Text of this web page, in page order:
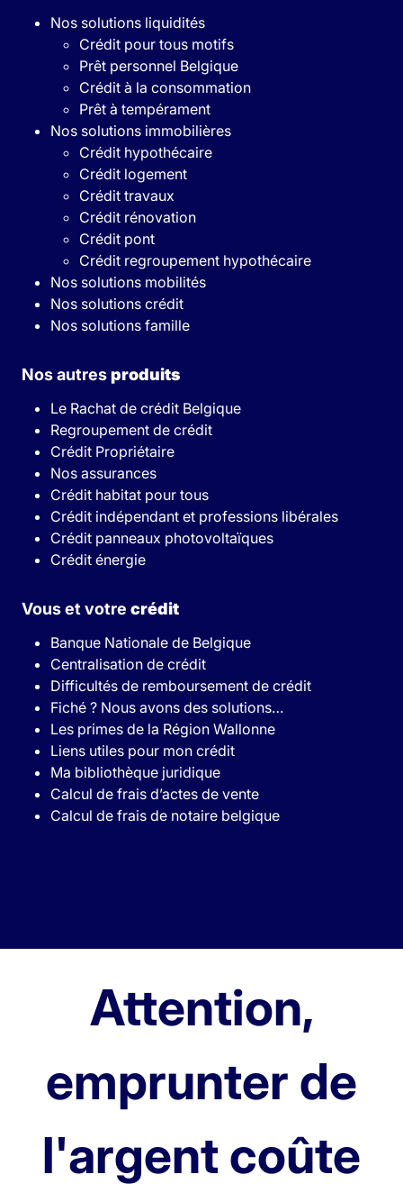
Nos solutions liquidités
Crédit pour tous motifs
Prêt personnel Belgique
Crédit à la consommation
Prêt à tempérament
Nos solutions immobilières
Crédit hypothécaire
Crédit logement
Crédit travaux
Crédit rénovation
Crédit pont
Crédit regroupement hypothécaire
Nos solutions mobilités
Nos solutions crédit
Nos solutions famille
Nos autresproduits
Le Rachat de crédit Belgique
Regroupement de crédit
Crédit Propriétaire
Nos assurances
Crédit habitat pour tous
Crédit indépendant et professions libérales
Crédit panneaux photovoltaïques
Crédit énergie
Vous et votre crédit
Banque Nationale de Belgique
Centralisation de crédit
Difficultés de remboursement de crédit
Fiché ? Nous avons des solutions…
Les primes de la Région Wallonne
Liens utiles pour mon crédit
Ma bibliothèque juridique
Calcul de frais d’actes de vente
Calcul de frais de notaire belgique
Attention,
emprunter de
l'argent coûte